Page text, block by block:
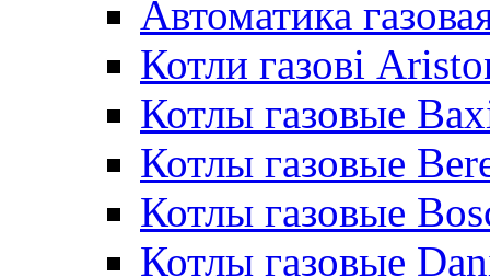
Автоматика
Котли газові
Котлы газовые
Котлы газовые
Котлы газовые
Котлы газовые